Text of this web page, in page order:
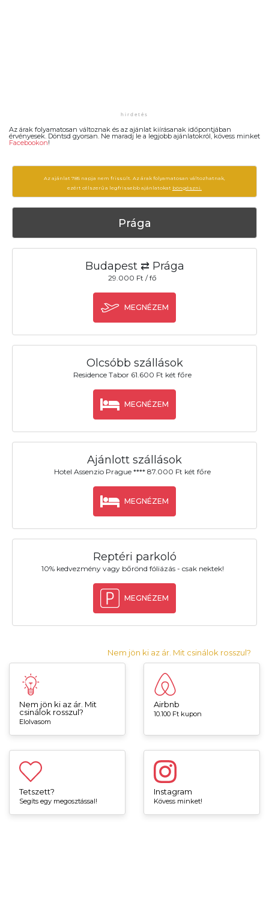
Az árak folyamatosan változnak és az ajánlat kiírásanak időpontjában
érvényesek. Döntsd gyorsan. Ne maradj le a legjobb ajánlatokról, kövess minket
Facebookon!
Az ajánlat 785 napja nem frissült. Az árak folyamatosan változhatnak,
ezért célszerű a legfrissebb ajánlatokat böngészni.
Prága
Budapest ⇄ Prága
29.000 Ft / fő
MEGNÉZEM
Olcsóbb szállások
Residence Tabor 61.600 Ft két főre
MEGNÉZEM
Ajánlott szállások
Hotel Assenzio Prague **** 87.000 Ft két főre
MEGNÉZEM
Reptéri parkoló
10% kedvezmény vagy bőrönd fóliázás - csak nektek!
MEGNÉZEM
Nem jön ki az ár. Mit csinálok rosszul?
Nem jön ki az ár. Mit
csinálok rosszul?
Elolvasom
Airbnb
10.100 Ft kupon
Tetszett?
Segíts egy megosztással!
Instagram
Kövess minket!